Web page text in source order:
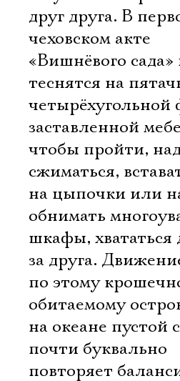
друг друга. В
чеховском акте
«Вишнёвого сада»
теснятся на
четырёхугольной
заставленной
чтобы пройти,
сжиматься,
на цыпочки или
обнимать
шкафы, хвататься
за друга.
по этому
обитаемому
на океане пустой
почти буквально
повторяет